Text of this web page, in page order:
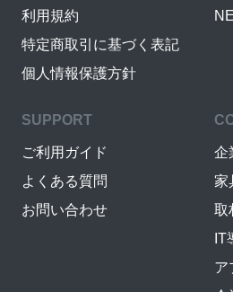
利用規約
特定商取引に基づく表記
個人情報保護方針
SUPPORT
ご利用ガイド
よくある質問
お問い合わせ
企
家
取
IT
ア